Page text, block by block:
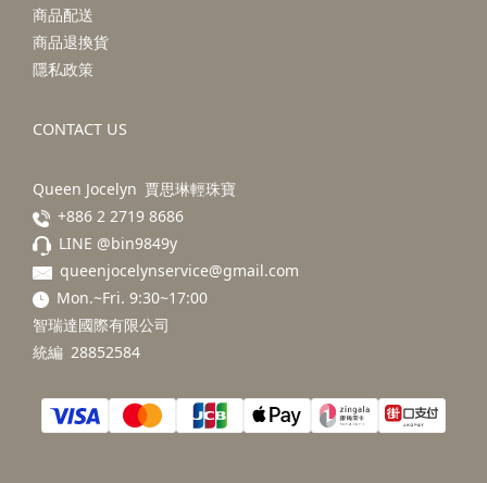
商品配送
商品退換貨
隱私政策
CONTACT US
Queen Jocelyn 賈思琳輕珠寶
+886 2 2719 8686
LINE @bin9849y
queenjocelynservice@gmail.com
Mon.~Fri. 9:30~17:00
智瑞達國際有限公司
統編 28852584